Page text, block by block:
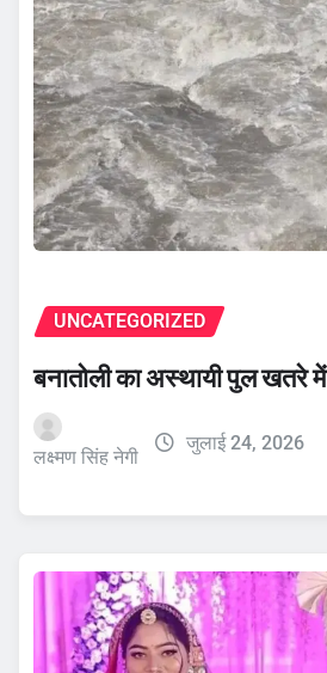
UNCATEGORIZED
बनातोली का अस्थायी पुल खतरे में
लक्ष्मण सिंह नेगी
जुलाई 24, 2026